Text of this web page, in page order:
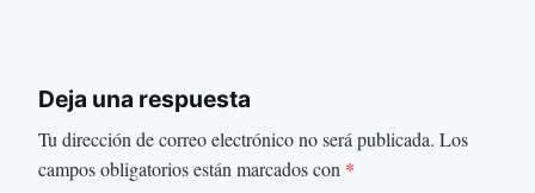
Deja una respuesta
Tu dirección de correo electrónico no será publicada. Los
campos obligatorios están marcados con *